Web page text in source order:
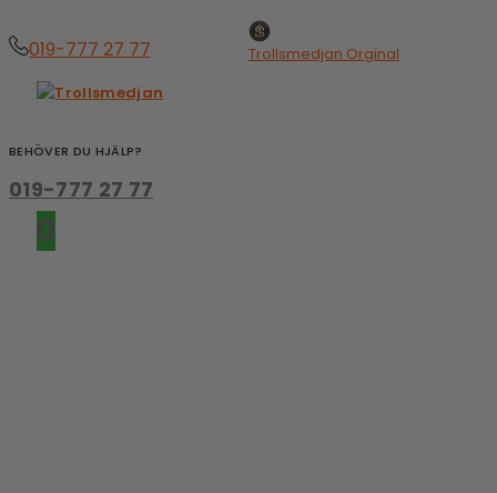
019-777 27 77 Trollsmedjan Orginal
BEHÖVER DU HJÄLP?
019-777 27 77
0